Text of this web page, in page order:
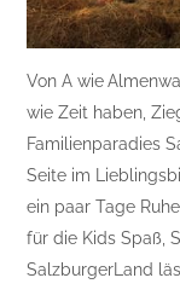
Von A wie
wie Zeit haben,
Familienparadies
Seite im
ein paar Tage
für die Kids Spaß,
SalzburgerLand